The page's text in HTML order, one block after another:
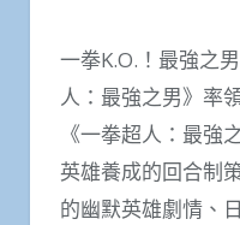
一拳K.O.！最強之
人：最強之男》率
《一拳超人：最強
英雄養成的回合制
的幽默英雄劇情、